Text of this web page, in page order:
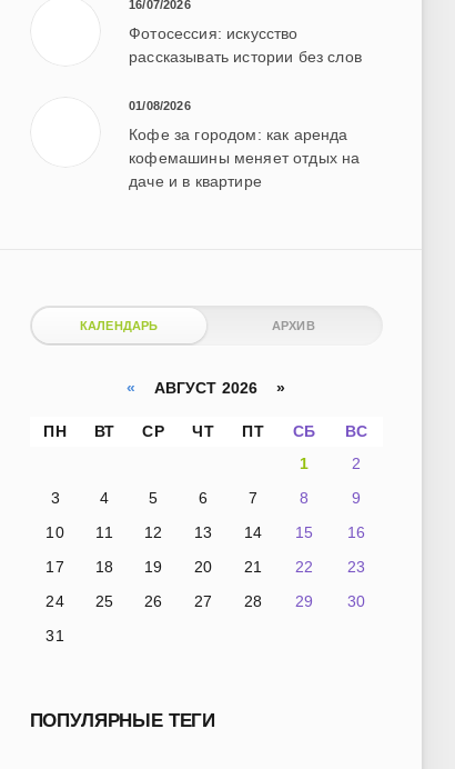
16/07/2026
Фотосессия: искусство
рассказывать истории без слов
01/08/2026
Кофе за городом: как аренда
кофемашины меняет отдых на
даче и в квартире
КАЛЕНДАРЬ АРХИВ
« АВГУСТ 2026 »
ПН ВТ СР ЧТ ПТ СБ
ВС
1
2
3
4 5 6 7 8
9
10
11 12 13 14 15
16
17
18 19 20 21 22
23
24
25 26 27 28 29
30
31
ПОПУЛЯРНЫЕ ТЕГИ